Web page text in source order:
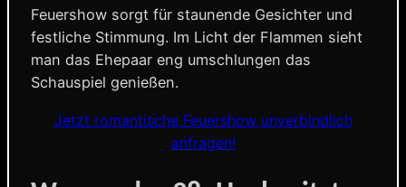
Feuershow sorgt für staunende Gesichter und
festliche Stimmung. Im Licht der Flammen sieht
man das Ehepaar eng umschlungen das
Schauspiel genießen.
Jetzt romantische Feuershow unverbindlich
anfragen!